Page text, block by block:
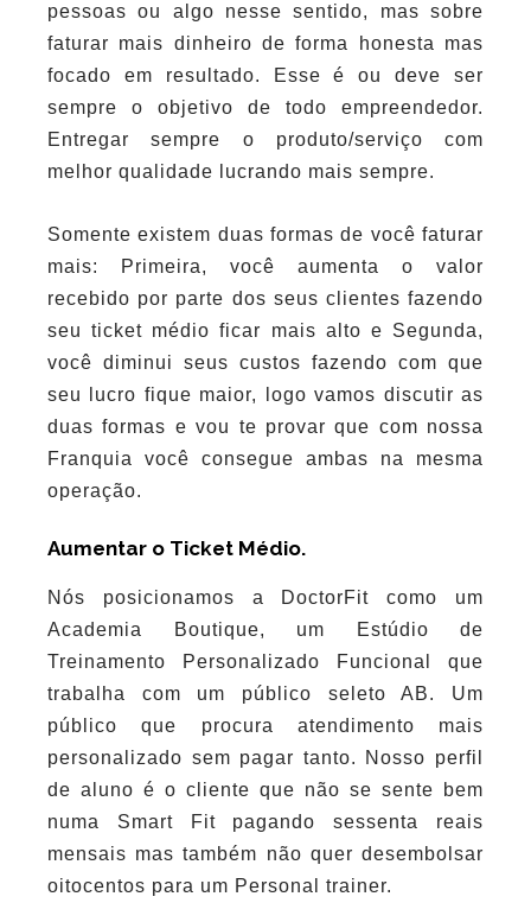
pessoas ou algo nesse sentido, mas sobre
faturar mais dinheiro de forma honesta mas
focado em resultado. Esse é ou deve ser
sempre o objetivo de todo empreendedor.
Entregar sempre o produto/serviço com
melhor qualidade lucrando mais sempre.
Somente existem duas formas de você faturar
mais: Primeira, você aumenta o valor
recebido por parte dos seus clientes fazendo
seu ticket médio ficar mais alto e Segunda,
você diminui seus custos fazendo com que
seu lucro fique maior, logo vamos discutir as
duas formas e vou te provar que com nossa
Franquia você consegue ambas na mesma
operação.
Aumentar o Ticket Médio.
Nós posicionamos a DoctorFit como um
Academia Boutique, um Estúdio de
Treinamento Personalizado Funcional que
trabalha com um público seleto AB. Um
público que procura atendimento mais
personalizado sem pagar tanto. Nosso perfil
de aluno é o cliente que não se sente bem
numa Smart Fit pagando sessenta reais
mensais mas também não quer desembolsar
oitocentos para um Personal trainer.